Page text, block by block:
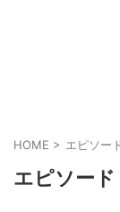
HOME > エピソー
エピソード